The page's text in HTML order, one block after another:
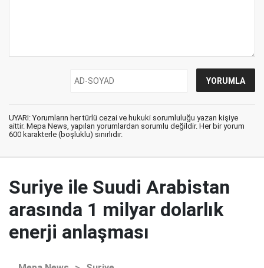
UYARI: Yorumların her türlü cezai ve hukuki sorumluluğu yazan kişiye
aittir. Mepa News, yapılan yorumlardan sorumlu değildir. Her bir yorum
600 karakterle (boşluklu) sınırlıdır.
Suriye ile Suudi Arabistan
arasında 1 milyar dolarlık
enerji anlaşması